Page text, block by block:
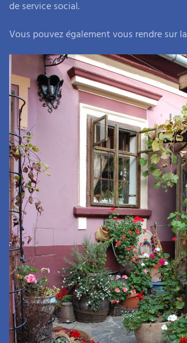
de service social.
Vous pouvez également vous rendre sur la